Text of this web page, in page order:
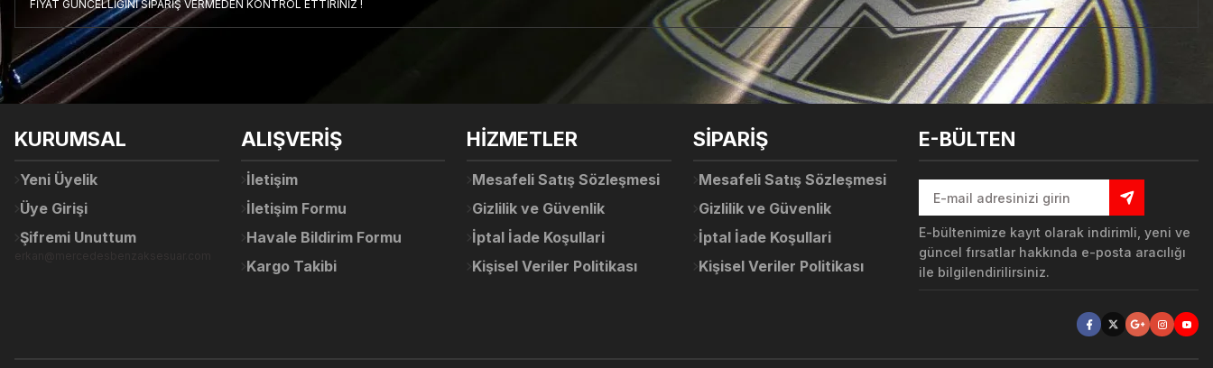
FİYAT GÜNCELLİĞİNİ SİPARİŞ VERMEDEN KONTROL ETTİRİNİZ !
Yorum Yaz
Bu ürünün fiyat bilgisi, resim, ürün açıklamalarında ve diğer konularda yetersiz gördüğünüz noktaları öneri formunu kullanarak tarafımıza iletebilirsiniz.
Görüş ve önerileriniz için teşekkür ederiz.
Ürün açıklamasında eksik bilgiler bulunuyor.
Bu ürüne benzer farklı alternatifler olmalı.
Deneyimini Paylaş
KURUMSAL
Yeni Üyelik
Üye Girişi
Şifremi Unuttum
ALIŞVERİŞ
İletişim
İletişim Formu
Havale Bildirim Formu
Kargo Takibi
HİZMETLER
Mesafeli Satış Sözleşmesi
Gizlilik ve Güvenlik
İptal İade Koşullari
Kişisel Veriler Politikası
SİPARİŞ
Mesafeli Satış Sözleşmesi
Gizlilik ve Güvenlik
İptal İade Koşullari
Kişisel Veriler Politikası
E-BÜLTEN
E-bültenimize kayıt olarak indirimli, yeni ve
güncel fırsatlar hakkında e-posta aracılığı
ile bilgilendirilirsiniz.